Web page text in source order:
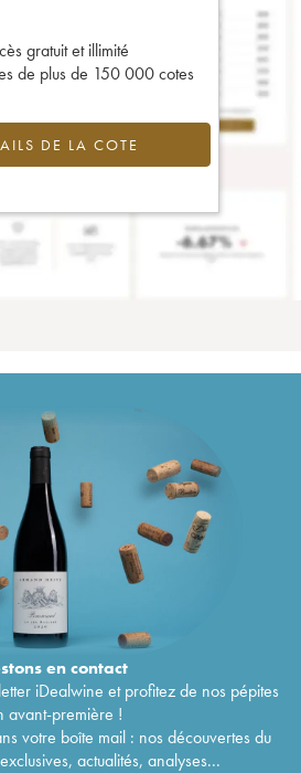
gratuit et illimité
de plus de 150 000 cotes
DE LA COTE
encontact
iDealwine et profitez de nos pépites
avant-première !
votre boîte mail : nos découvertes du
actualités, analyses...